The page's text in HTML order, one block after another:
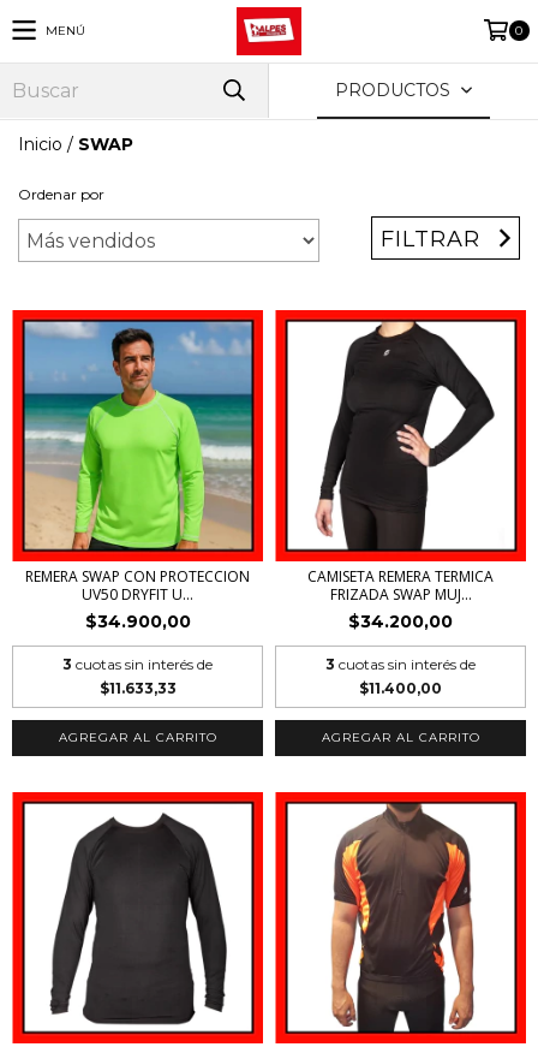
MENÚ 0
PRODUCTOS
Inicio / SWAP
Ordenar por
FILTRAR
REMERA SWAP CON PROTECCION
UV50 DRYFIT U...
$34.900,00
3 cuotas sin interés de
$11.633,33
AGREGAR AL CARRITO
CAMISETA REMERA TERMICA
FRIZADA SWAP MUJ...
$34.200,00
3 cuotas sin interés de
$11.400,00
AGREGAR AL CARRITO